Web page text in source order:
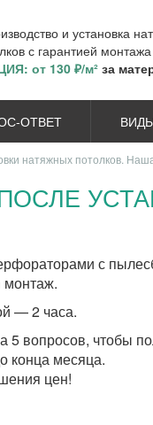
и установка
с гарантией
от 130 ₽/м² за
ОТВЕТ
натяжных потолков.
с
монтаж.
— 2 часа.
5 вопросов, чтобы
конца месяца.
цен!